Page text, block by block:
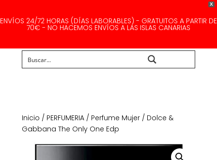
X
ENVÍOS 24/72 HORAS (DÍAS LABORABLES) - GRATUITOS A PARTIR DE
70€ - NO HACEMOS ENVÍOS A LAS ISLAS CANARIAS
Inicio / PERFUMERIA/ Perfume Mujer/ Dolce &
Gabbana The Only One Edp